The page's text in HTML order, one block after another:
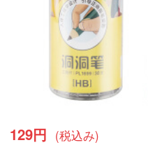
129円 (税込み)